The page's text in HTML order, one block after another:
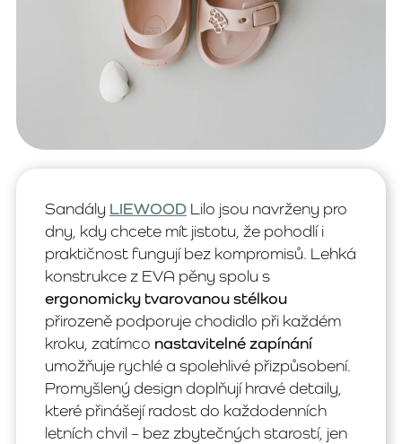
Sandály LIEWOOD Lilo jsou navrženy pro
dny, kdy chcete mít jistotu, že pohodlí i
praktičnost fungují bez kompromisů. Lehká
konstrukce z EVA pěny spolu s
ergonomicky tvarovanou stélkou
přirozeně podporuje chodidlo při každém
kroku, zatímco nastavitelné zapínání
umožňuje rychlé a spolehlivé přizpůsobení.
Promyšlený design doplňují hravé detaily,
které přinášejí radost do každodenních
letních chvil – bez zbytečných starostí, jen